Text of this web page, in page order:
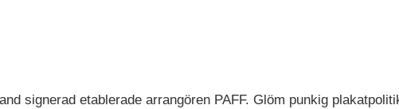
signerad etablerade arrangören PAFF. Glöm punkig